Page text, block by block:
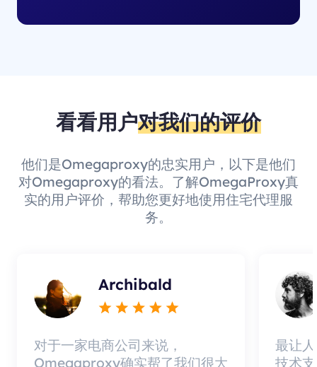
看看用户对我们的评价
他们是Omegaproxy的忠实用户，以下是他们
对Omegaproxy的看法。了解OmegaProxy真
实的用户评价，帮助您更好地使用住宅代理服
务。
Archibald
对于一家电商公司来说，
Omegaproxy确实帮了我们很大
最让
技术